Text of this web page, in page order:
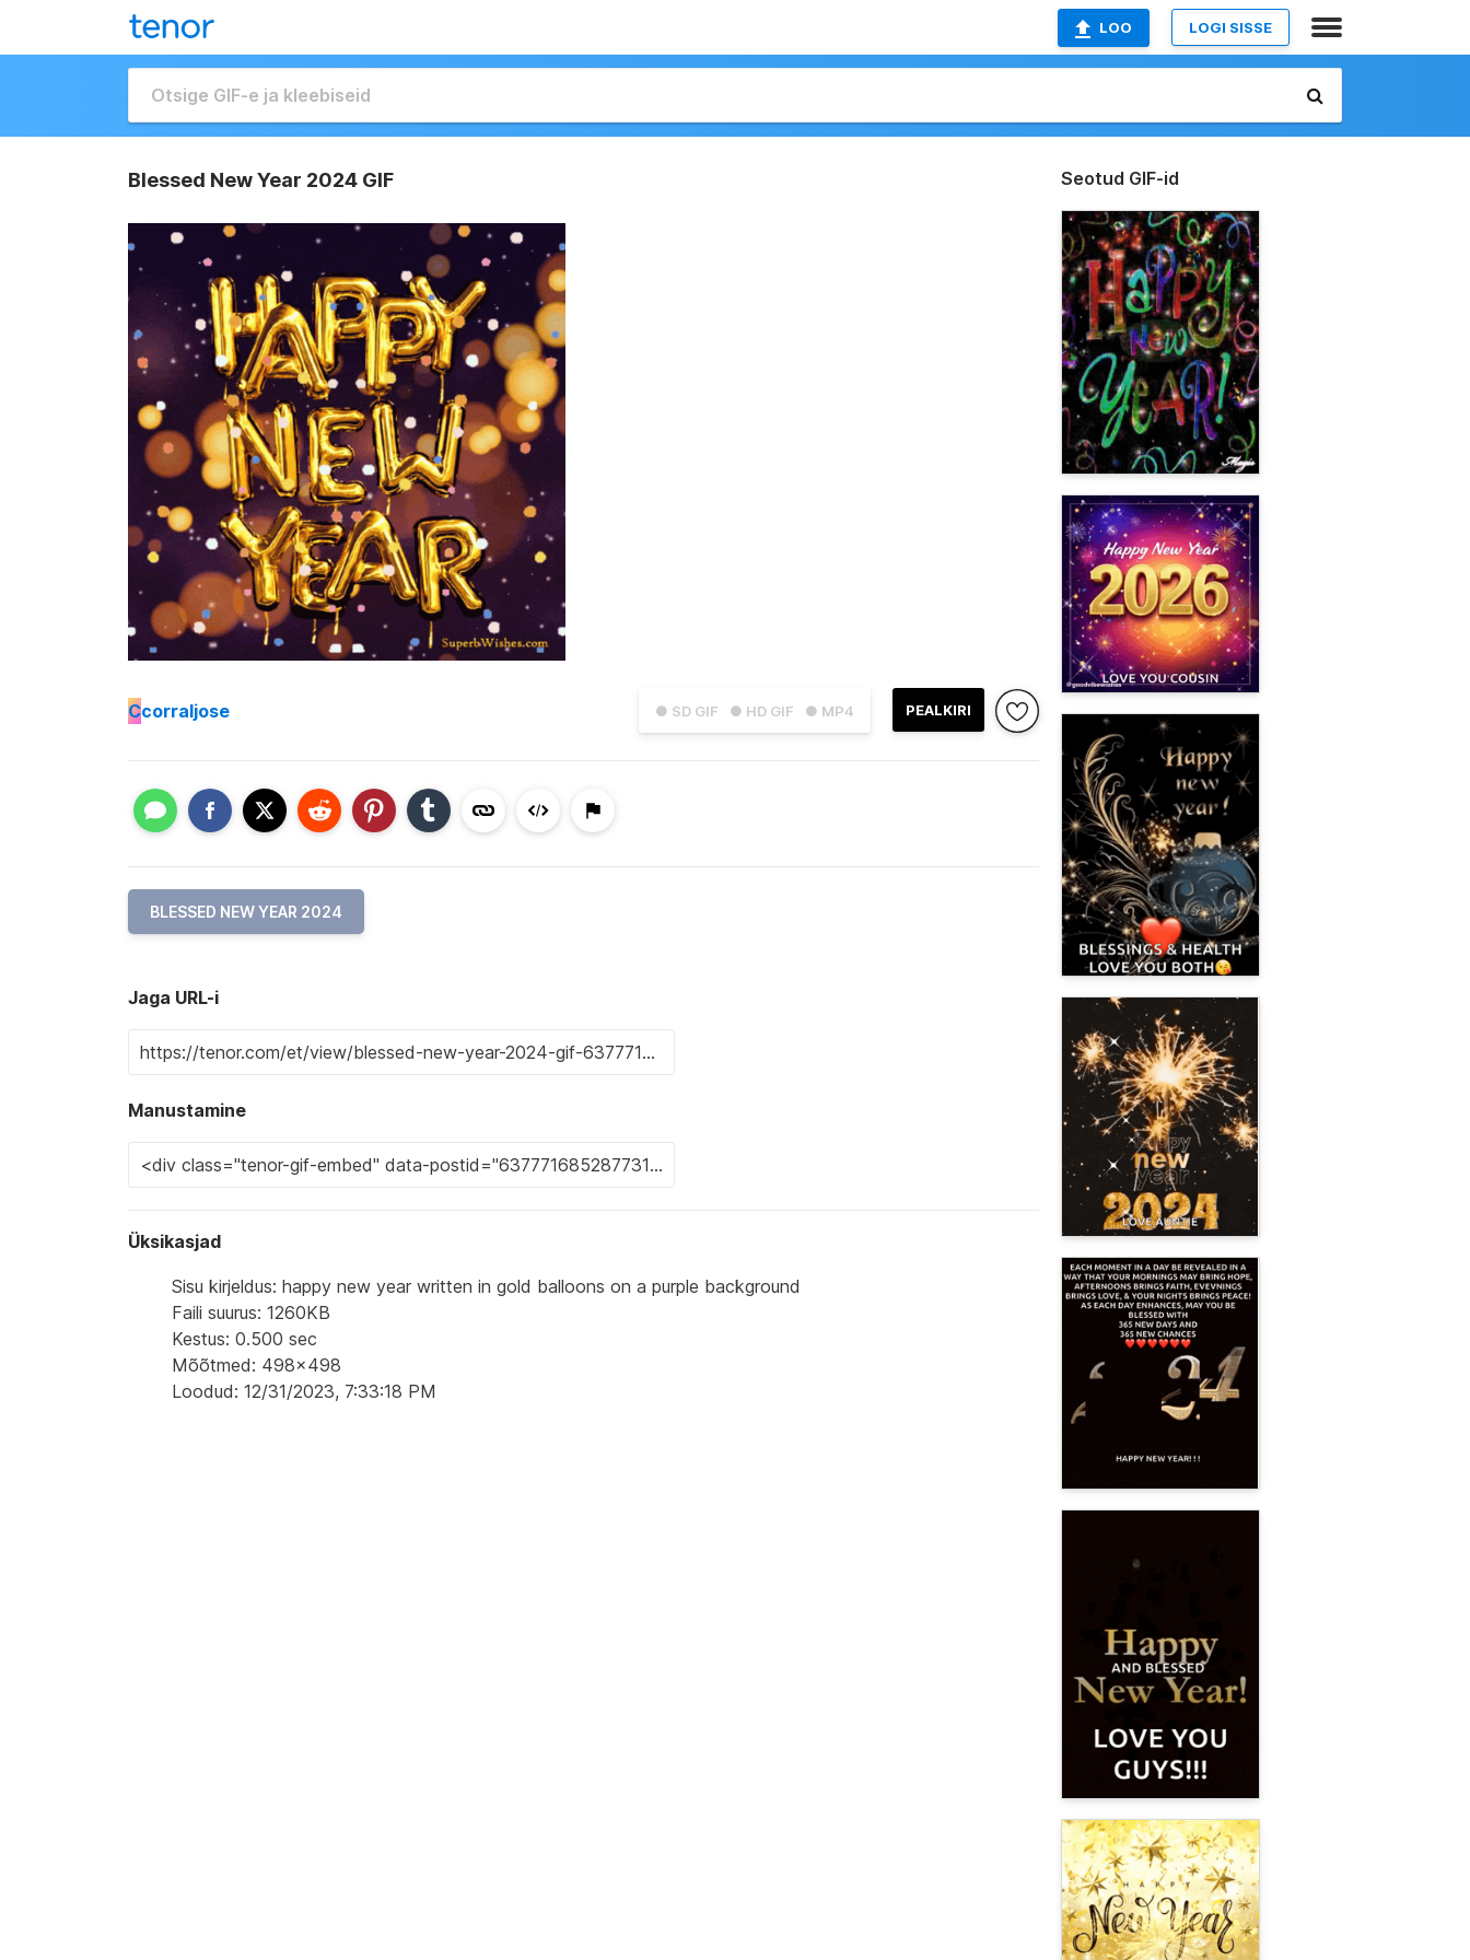
LOO LOGI SISSE
Blessed New Year 2024 GIF
● SD GIF ● HD GIF ● MP4 PEALKIRI
Ccorraljose
BLESSED NEW YEAR 2024
Jaga URL-i
Manustamine
Üksikasjad
Sisu kirjeldus: happy new year written in gold balloons on a purple background
Faili suurus: 1260KB
Kestus: 0.500 sec
Mõõtmed: 498x498
Loodud: 12/31/2023, 7:33:18 PM
Seotud GIF-id